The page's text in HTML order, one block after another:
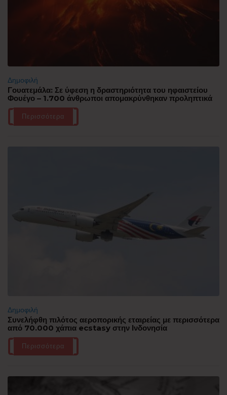
Δημοφιλή
Γουατεμάλα: Σε ύφεση η δραστηριότητα του ηφαιστείου
Φουέγο – 1.700 άνθρωποι απομακρύνθηκαν προληπτικά
Περισσότερα
Δημοφιλή
Συνελήφθη πιλότος αεροπορικής εταιρείας με περισσότερα
από 70.000 χάπια ecstasy στην Ινδονησία
Περισσότερα